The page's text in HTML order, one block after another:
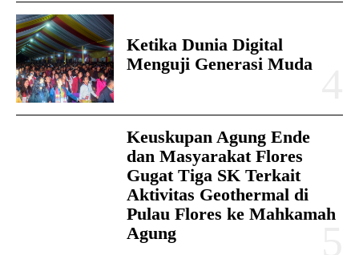
Ketika Dunia Digital
Menguji Generasi Muda
Keuskupan Agung Ende
dan Masyarakat Flores
Gugat Tiga SK Terkait
Aktivitas Geothermal di
Pulau Flores ke Mahkamah
Agung